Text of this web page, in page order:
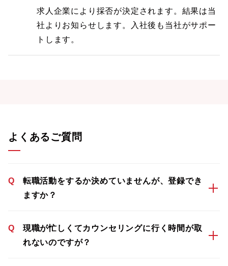
求人企業により採否が決定されます。結果は当
社よりお知らせします。入社後も当社がサポー
トします。
よくあるご質問
Q
転職活動をするか決めていませんが、登録でき
ますか？
Q
現職が忙しくてカウンセリングに行く時間が取
れないのですが？